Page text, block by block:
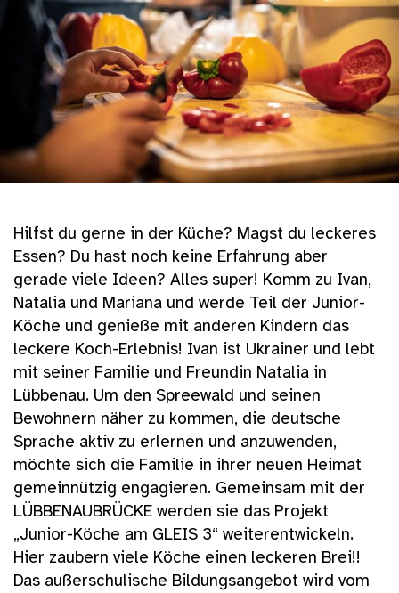
Hilfst du gerne in der Küche? Magst du leckeres
Essen? Du hast noch keine Erfahrung aber
gerade viele Ideen? Alles super! Komm zu Ivan,
Natalia und Mariana und werde Teil der Junior-
Köche und genieße mit anderen Kindern das
leckere Koch-Erlebnis! Ivan ist Ukrainer und lebt
mit seiner Familie und Freundin Natalia in
Lübbenau. Um den Spreewald und seinen
Bewohnern näher zu kommen, die deutsche
Sprache aktiv zu erlernen und anzuwenden,
möchte sich die Familie in ihrer neuen Heimat
gemeinnützig engagieren. Gemeinsam mit der
LÜBBENAUBRÜCKE werden sie das Projekt
„Junior-Köche am GLEIS 3“ weiterentwickeln.
Hier zaubern viele Köche einen leckeren Brei!!
Das außerschulische Bildungsangebot wird vom